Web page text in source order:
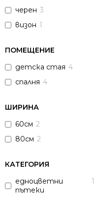
черен 3
визон 1
ПОМЕЩЕНИЕ
детска стая 4
спалня 4
ШИРИНА
60см 2
80см 2
КАТЕГОРИЯ
едноцветни
пътеки
1